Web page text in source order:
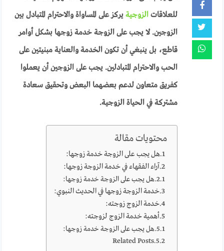
للعلاقاتالزوجية يركز على المساواة والاحترام المتبادل بين
الزوجين. لا يجب على الزوجة خدمة زوجها بشكل أوامر
قاطع، بل ينبغي أن تكون الخدمة والعناية مبنيتين على
الحب والاحترام المتبادلين. يجب على الزوجين أن يعملوا
كفريق متعاون لدعم بعضهما البعض وتحقيق سعادة
مشتركة في الحياة الزوجية.
محتويات مقالة
هل يجب على الزوجة خدمة زوجها:
آراء الفقهاء في خدمة الزوجة زوجها:
هل يجب على الزوجة خدمة زوجها:
خدمة الزوجة زوجها في الحديث النبوي:
خدمة الزوج زوجته:
أهمية خدمة الزوج لزوجته:
هل يجب على الزوجة خدمة زوجها:
Related Posts